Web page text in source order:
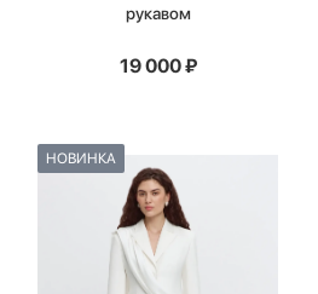
рукавом
19 000₽
НОВИНКА